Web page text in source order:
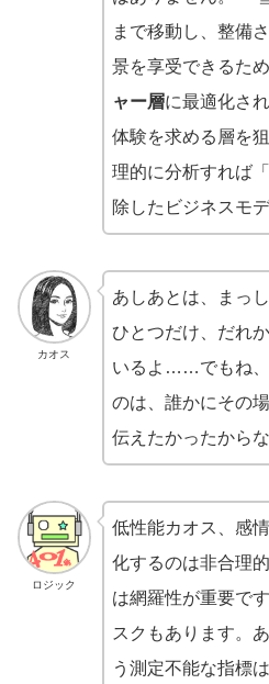
まで移動し、整備
景を享受できるた
ャー層に最適化さ
体験を求める層を
理的に分析すれば
除したビジネスモ
カオス
あしあとは、まっ
ひとつだけ、だれ
いるよ……でもね、
のは、誰かにその
伝えたかったからな
ロジック
低性能カオス、感
化するのは非合理
は網羅性が重要で
スクもあります。
う測定不能な指標